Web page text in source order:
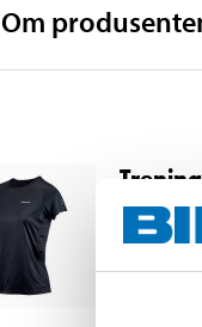
Om
14-0066
Størrelse:
Finnes